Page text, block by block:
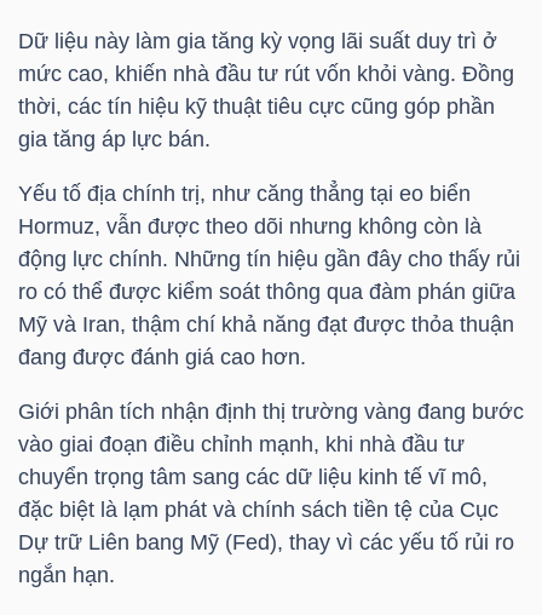
Dữ liệu này làm gia tăng kỳ vọng lãi suất duy trì ở
mức cao, khiến nhà đầu tư rút vốn khỏi vàng. Đồng
thời, các tín hiệu kỹ thuật tiêu cực cũng góp phần
gia tăng áp lực bán.
Yếu tố địa chính trị, như căng thẳng tại eo biển
Hormuz, vẫn được theo dõi nhưng không còn là
động lực chính. Những tín hiệu gần đây cho thấy rủi
ro có thể được kiểm soát thông qua đàm phán giữa
Mỹ và Iran, thậm chí khả năng đạt được thỏa thuận
đang được đánh giá cao hơn.
Giới phân tích nhận định thị trường vàng đang bước
vào giai đoạn điều chỉnh mạnh, khi nhà đầu tư
chuyển trọng tâm sang các dữ liệu kinh tế vĩ mô,
đặc biệt là lạm phát và chính sách tiền tệ của Cục
Dự trữ Liên bang Mỹ (Fed), thay vì các yếu tố rủi ro
ngắn hạn.
PHÁI
TRÁI
PHIẾU
CÔNG
ĐẦU
TƯ
TRUY